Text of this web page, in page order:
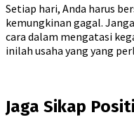
Setiap hari, Anda harus
kemungkinan gagal.
cara dalam mengatasi
inilah usaha yang yang
Jaga Sikap